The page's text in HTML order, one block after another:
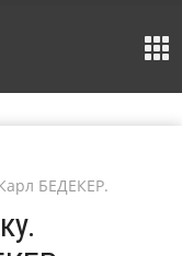
БЕДЕКЕР.